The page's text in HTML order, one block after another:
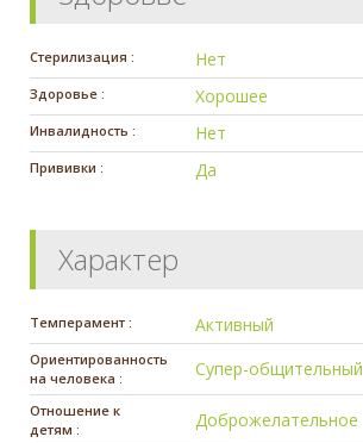
Стерилизация : Нет
Здоровье : Хорошее
Инвалидность : Нет
Прививки : Да
Характер
Темперамент : Активный
Ориентированность
на человека :
Супер-общительный
Отношение к
детям :
Доброжелательное